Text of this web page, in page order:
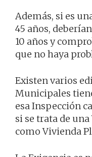
Además, si es
45 años,
10 años y
que no haya
Existen varios
Municipales
esa Inspección
si se trata de
como Vivienda